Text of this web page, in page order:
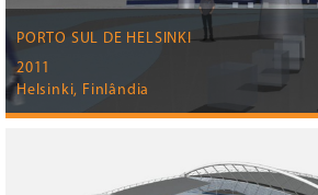
PORTO SUL DE HELSINKI
2011
Helsinki, Finlândia